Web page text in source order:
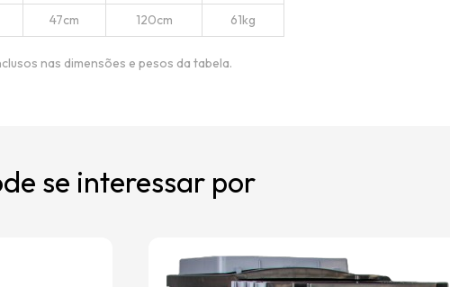
47cm 120cm 61kg
nas dimensões e pesos da tabela.
se interessar por